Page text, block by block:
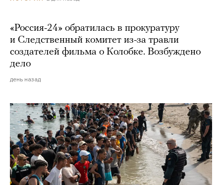
«Россия-24» обратилась в прокуратуру
и Следственный комитет из-за травли
создателей фильма о Колобке. Возбуждено
дело
день назад